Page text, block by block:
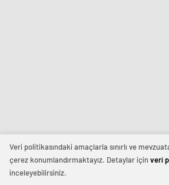
Veri politikasındaki amaçlarla sınırlı ve
çerez konumlandırmaktayız. Detaylar içinveri
inceleyebilirsiniz.